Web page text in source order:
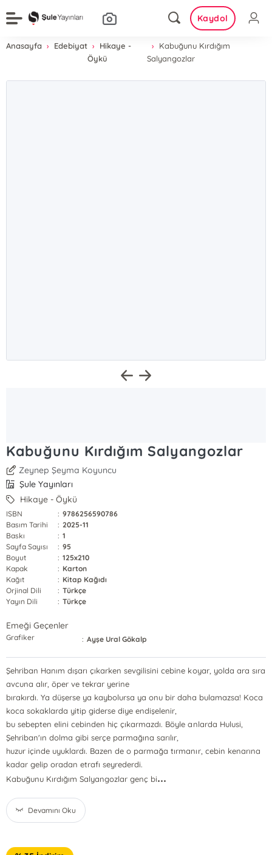
Kaydol
Anasayfa Edebiyat
Hikaye -
Öykü
Kabuğunu Kırdığım
Salyangozlar
Kabuğunu Kırdığım Salyangozlar
Zeynep Şeyma Koyuncu
Şule Yayınları
Hikaye - Öykü
ISBN : 9786256590786
Basım Tarihi
: 2025-11
Baskı
: 1
Sayfa Sayısı
: 95
Boyut
: 125x210
Kapak
: Karton
Kağıt
: Kitap Kağıdı
Orjinal Dili
: Türkçe
Yayın Dili
: Türkçe
Emeği Geçenler
Grafiker : Ayşe Ural Gökalp
Şehriban Hanım dışarı çıkarken sevgilisini cebine koyar, yolda ara sıra
avcuna alır, öper ve tekrar yerine
bırakırdı. Ya düşerse ya kaybolursa ya onu bir daha bulamazsa! Koca
koca sokaklarda yitip giderse diye endişelenir,
bu sebepten elini cebinden hiç çıkarmazdı. Böyle anlarda Hulusi,
Şehriban'ın dolma gibi serçe parmağına sarılır,
huzur içinde uyuklardı. Bazen de o parmağa tırmanır, cebin kenarına
kadar gelip oradan etrafı seyrederdi.
Kabuğunu Kırdığım Salyangozlar genç bi...
Devamını Oku